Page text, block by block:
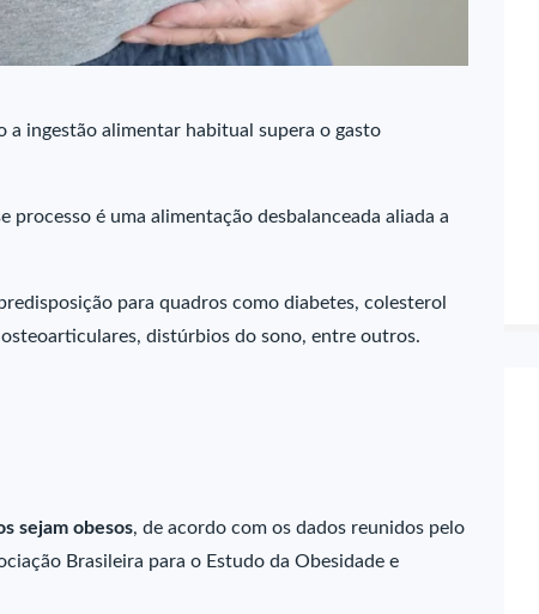
a ingestão alimentar habitual supera o gasto
processo é uma alimentação desbalanceada aliada a
para quadros como diabetes, colesterol
distúrbios do sono, entre outros.
sejam obesos, de acordo com os dados reunidos pelo
Brasileira para o Estudo da Obesidade e